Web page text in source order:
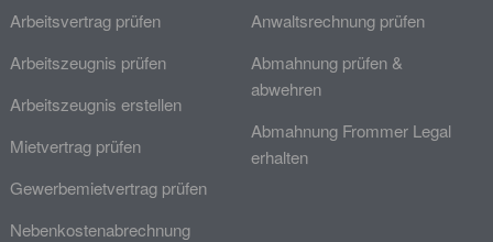
Arbeitsvertrag prüfen
Arbeitszeugnis prüfen
Arbeitszeugnis erstellen
Mietvertrag prüfen
Gewerbemietvertrag prüfen
Nebenkostenabrechnung
Anwaltsrechnung prüfen
Abmahnung prüfen &
abwehren
Abmahnung Frommer Legal
erhalten